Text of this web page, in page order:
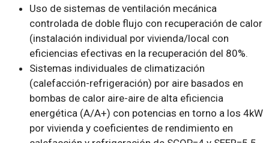
Uso de sistemas de ventilación mecánica
controlada de doble flujo con recuperación de calor
(instalación individual por vivienda/local con
eficiencias efectivas en la recuperación del 80%.
Sistemas individuales de climatización
(calefacción-refrigeración) por aire basados en
bombas de calor aire-aire de alta eficiencia
energética (A/A+) con potencias en torno a los 4kW
por vivienda y coeficientes de rendimiento en